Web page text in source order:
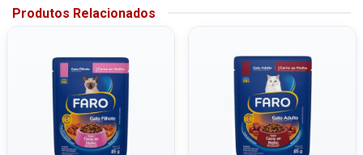
Produtos Relacionados